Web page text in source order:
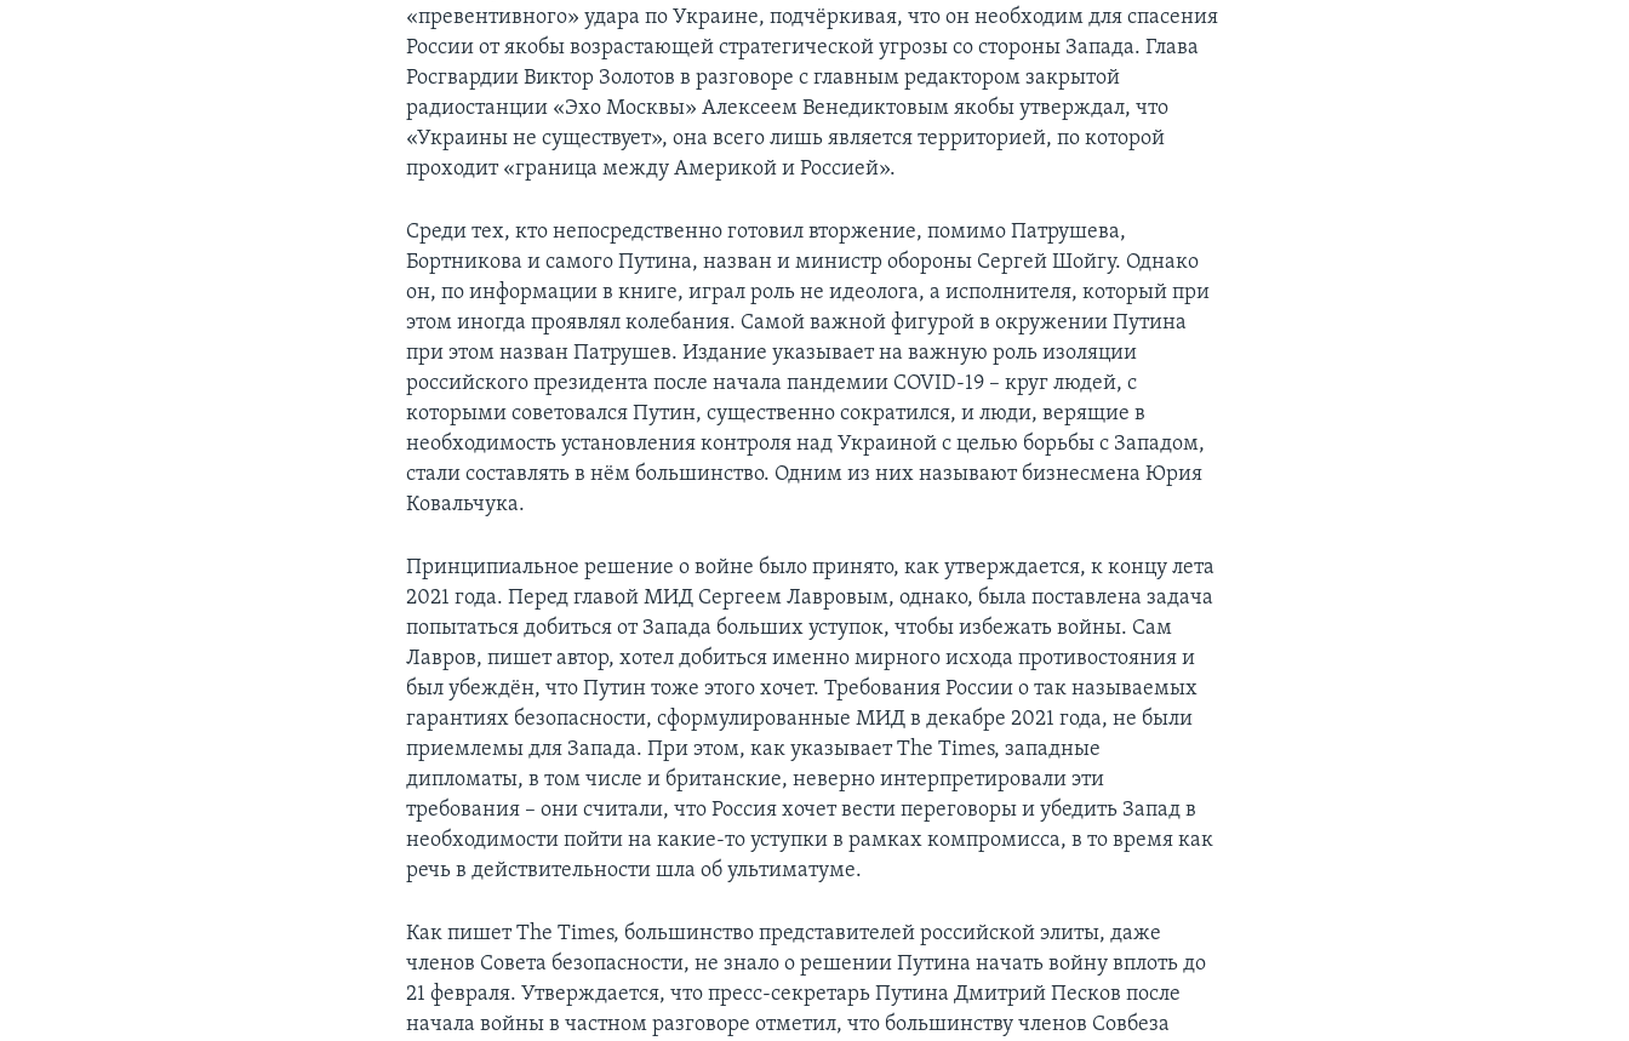
«превентивного» удара по Украине, подчёркивая, что он необходим для спасения
России от якобы возрастающей стратегической угрозы со стороны Запада. Глава
Росгвардии Виктор Золотов в разговоре с главным редактором закрытой
радиостанции «Эхо Москвы» Алексеем Венедиктовым якобы утверждал, что
«Украины не существует», она всего лишь является территорией, по которой
проходит «граница между Америкой и Россией».
Среди тех, кто непосредственно готовил вторжение, помимо Патрушева,
Бортникова и самого Путина, назван и министр обороны Сергей Шойгу. Однако
он, по информации в книге, играл роль не идеолога, а исполнителя, который при
этом иногда проявлял колебания. Самой важной фигурой в окружении Путина
при этом назван Патрушев. Издание указывает на важную роль изоляции
российского президента после начала пандемии COVID-19 – круг людей, с
которыми советовался Путин, существенно сократился, и люди, верящие в
необходимость установления контроля над Украиной с целью борьбы с Западом,
стали составлять в нём большинство. Одним из них называют бизнесмена Юрия
Ковальчука.
Принципиальное решение о войне было принято, как утверждается, к концу лета
2021 года. Перед главой МИД Сергеем Лавровым, однако, была поставлена задача
попытаться добиться от Запада больших уступок, чтобы избежать войны. Сам
Лавров, пишет автор, хотел добиться именно мирного исхода противостояния и
был убеждён, что Путин тоже этого хочет. Требования России о так называемых
гарантиях безопасности, сформулированные МИД в декабре 2021 года, не были
приемлемы для Запада. При этом, как указывает The Times, западные
дипломаты, в том числе и британские, неверно интерпретировали эти
требования – они считали, что Россия хочет вести переговоры и убедить Запад в
необходимости пойти на какие-то уступки в рамках компромисса, в то время как
речь в действительности шла об ультиматуме.
Как пишет The Times, большинство представителей российской элиты, даже
членов Совета безопасности, не знало о решении Путина начать войну вплоть до
21 февраля. Утверждается, что пресс-секретарь Путина Дмитрий Песков после
начала войны в частном разговоре отметил, что большинству членов Совбеза